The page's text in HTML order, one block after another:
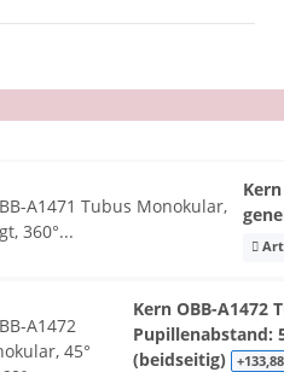
Kern OBB-A1472
Pupillenabstand:
(beidseitig)